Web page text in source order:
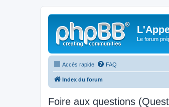
Le forum
Accès rapide FAQ
Index du forum
Foire aux questions